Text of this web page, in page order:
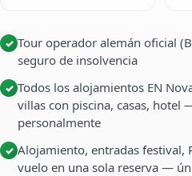
✓ Tour operador alemán oficial
seguro de insolvencia
✓ Todos los alojamientos EN
villas con piscina, casas, hotel
personalmente
✓ Alojamiento, entradas festival,
vuelo en una sola reserva —